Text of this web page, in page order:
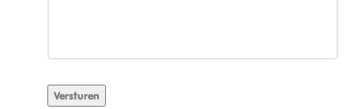
Versturen